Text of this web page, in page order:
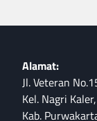
Alamat:
Jl. Veteran
Kel. Nagri
Kab.